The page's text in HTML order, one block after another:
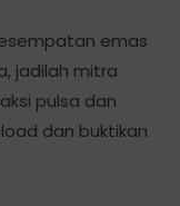
emas
jadilah mitra
pulsa dan
dan buktikan